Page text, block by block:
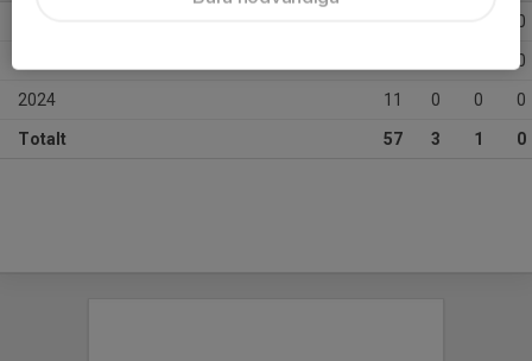
0
0
2024 11 0 0 0
Totalt 57 3 1 0